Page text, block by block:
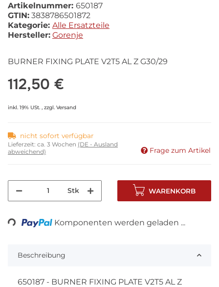
Artikelnummer: 650187
GTIN: 3838786501872
Kategorie: Alle Ersatzteile
Hersteller: Gorenje
BURNER FIXING PLATE V2T5 AL Z G30/29
112,50 €
inkl. 19% USt. , zzgl. Versand
nicht sofort verfügbar
Lieferzeit: ca. 3 Wochen (DE - Ausland
abweichend)
Frage zum Artikel
Stk WARENKORB
Komponenten werden geladen ...
Beschreibung
650187 - BURNER FIXING PLATE V2T5 AL Z